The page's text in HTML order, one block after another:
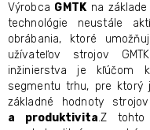
Výrobca GMTKna základe
technológie neustále
obrábania, ktoré
užívateľov strojov
inžinierstva je kľúčom
segmentu trhu, pre ktorý
základné hodnotystrojov
a produktivita.Z tohto